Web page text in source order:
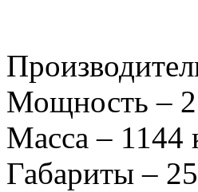
Мощность –
Масса – 1144
Габариты –